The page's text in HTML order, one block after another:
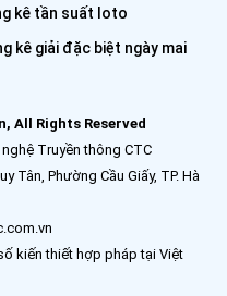
kiến thiết hợp pháp tại Việt
nhân